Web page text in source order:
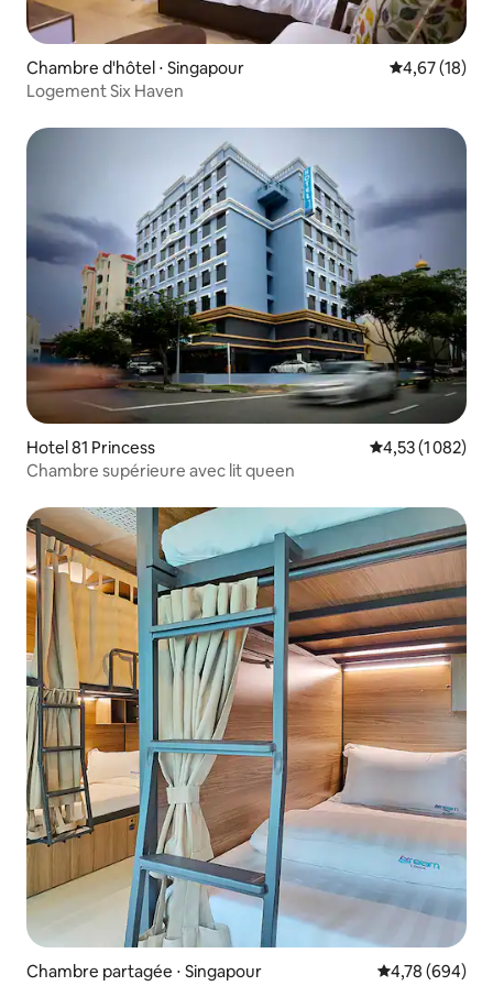
Chambre d'hôtel ⋅ Singapour Évaluation
4,67 (18)
Logement Six Haven
Hotel 81 Princess Évaluation
4,53 (1 082)
Chambre supérieure avec lit queen
Chambre partagée ⋅ Singapour Évaluation
4,78 (694)